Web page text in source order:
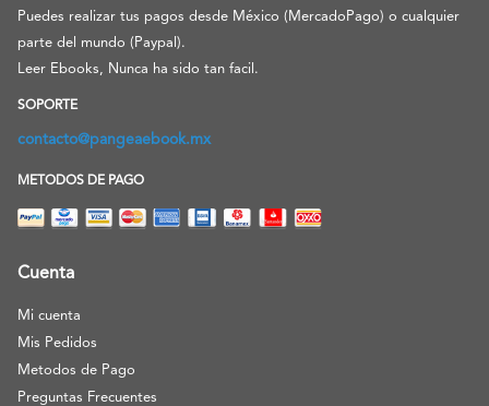
Puedes realizar tus pagos desde México (MercadoPago) o cualquier
parte del mundo (Paypal).
Leer Ebooks, Nunca ha sido tan facil.
SOPORTE
contacto@pangeaebook.mx
METODOS DE PAGO
Cuenta
Mi cuenta
Mis Pedidos
Metodos de Pago
Preguntas Frecuentes